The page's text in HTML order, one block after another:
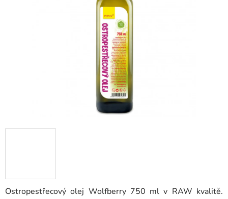
Ostropestřecový olej Wolfberry 750 ml v RAW kvalitě.